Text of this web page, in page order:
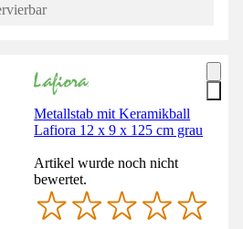
Metallstab mit Keramikball
Lafiora 12 x 9 x 125 cm grau
Artikel wurde noch nicht
bewertet.